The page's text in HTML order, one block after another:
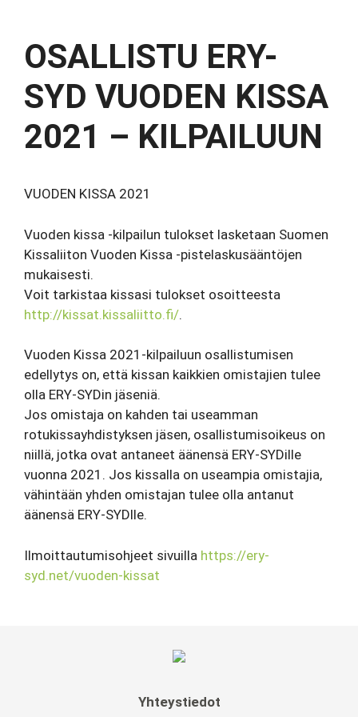
OSALLISTU ERY-
SYD VUODEN KISSA
2021 – KILPAILUUN
VUODEN KISSA 2021
Vuoden kissa -kilpailun tulokset lasketaan Suomen
Kissaliiton Vuoden Kissa -pistelaskusääntöjen
mukaisesti.
Voit tarkistaa kissasi tulokset osoitteesta
http://kissat.kissaliitto.fi/.
Vuoden Kissa 2021-kilpailuun osallistumisen
edellytys on, että kissan kaikkien omistajien tulee
olla ERY-SYDin jäseniä.
Jos omistaja on kahden tai useamman
rotukissayhdistyksen jäsen, osallistumisoikeus on
niillä, jotka ovat antaneet äänensä ERY-SYDille
vuonna 2021. Jos kissalla on useampia omistajia,
vähintään yhden omistajan tulee olla antanut
äänensä ERY-SYDlle.
Ilmoittautumisohjeet sivuilla https://ery-
syd.net/vuoden-kissat
Yhteystiedot